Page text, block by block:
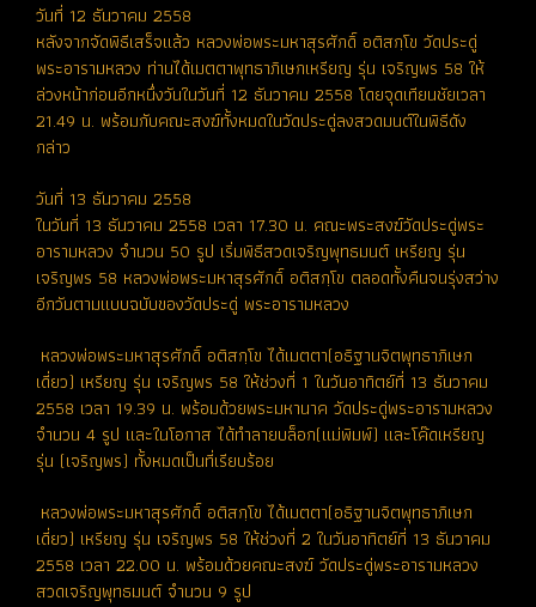
วันที่ 12 ธันวาคม 2558
หลังจากจัดพิธีเสร็จแล้ว หลวงพ่อพระมหาสุรศักดิ์ อติสกฺโข วัดประดู่
พระอารามหลวง ท่านได้เมตตาพุทธาภิเษกเหรียญ รุ่น เจริญพร 58 ให้
ล่วงหน้าก่อนอีกหนึ่งวันในวันที่ 12 ธันวาคม 2558 โดยจุดเทียนชัยเวลา
21.49 น. พร้อมกับคณะสงฆ์ทั้งหมดในวัดประดู่ลงสวดมนต์ในพิธีดัง
กล่าว
วันที่ 13 ธันวาคม 2558
ในวันที่ 13 ธันวาคม 2558 เวลา 17.30 น. คณะพระสงฆ์วัดประดู่พระ
อารามหลวง จำนวน 50 รูป เริ่มพิธีสวดเจริญพุทธมนต์ เหรียญ รุ่น
เจริญพร 58 หลวงพ่อพระมหาสุรศักดิ์ อติสกฺโข ตลอดทั้งคืนจนรุ่งสว่าง
อีกวันตามแบบฉบับของวัดประดู่ พระอารามหลวง
หลวงพ่อพระมหาสุรศักดิ์ อติสกฺโข ได้เมตตา(อธิฐานจิตพุทธาภิเษก
เดี่ยว) เหรียญ รุ่น เจริญพร 58 ให้ช่วงที่ 1 ในวันอาทิตย์ที่ 13 ธันวาคม
2558 เวลา 19.39 น. พร้อมด้วยพระมหานาค วัดประดู่พระอารามหลวง
จำนวน 4 รูป และในโอกาส ได้ทำลายบล็อก(แม่พิมพ์) และโค๊ดเหรียญ
รุ่น (เจริญพร) ทั้งหมดเป็นที่เรียบร้อย
หลวงพ่อพระมหาสุรศักดิ์ อติสกฺโข ได้เมตตา(อธิฐานจิตพุทธาภิเษก
เดี่ยว) เหรียญ รุ่น เจริญพร 58 ให้ช่วงที่ 2 ในวันอาทิตย์ที่ 13 ธันวาคม
2558 เวลา 22.00 น. พร้อมด้วยคณะสงฆ์ วัดประดู่พระอารามหลวง
สวดเจริญพุทธมนต์ จำนวน 9 รูป